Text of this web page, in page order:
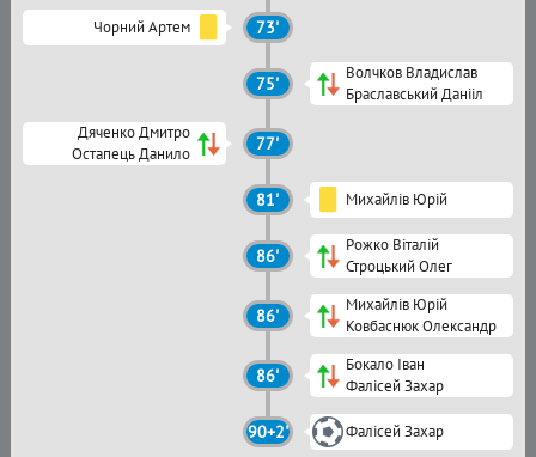
Чорний Артем 73'
75'
Волчков Владислав
Браславський Данііл
Дяченко Дмитро
Остапець Данило
77'
81' Михайлів Юрій
86'
Рожко Віталій
Строцький Олег
86'
Михайлів Юрій
Ковбаснюк Олександр
86'
Бокало Іван
Фалісей Захар
90+2' Фалісей Захар